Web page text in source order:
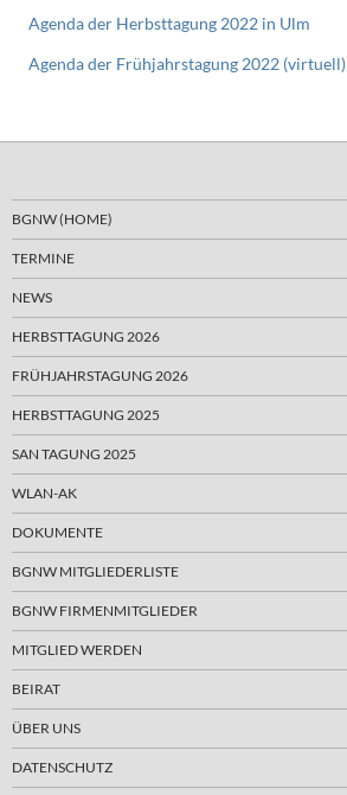
Agenda der Herbsttagung 2022 in Ulm
Agenda der Frühjahrstagung 2022 (virtuell)
BGNW (HOME)
TERMINE
NEWS
HERBSTTAGUNG 2026
FRÜHJAHRSTAGUNG 2026
HERBSTTAGUNG 2025
SAN TAGUNG 2025
WLAN-AK
DOKUMENTE
BGNW MITGLIEDERLISTE
BGNW FIRMENMITGLIEDER
MITGLIED WERDEN
BEIRAT
ÜBER UNS
DATENSCHUTZ